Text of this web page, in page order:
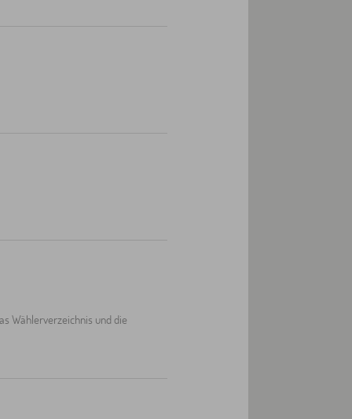
Wählerverzeichnis und die